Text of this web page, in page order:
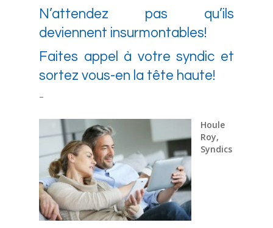
N’attendez pas qu’ils
deviennent insurmontables!
Faites appel à votre syndic et
sortez vous-en la tête haute!
–
Houle
Roy,
Syndics